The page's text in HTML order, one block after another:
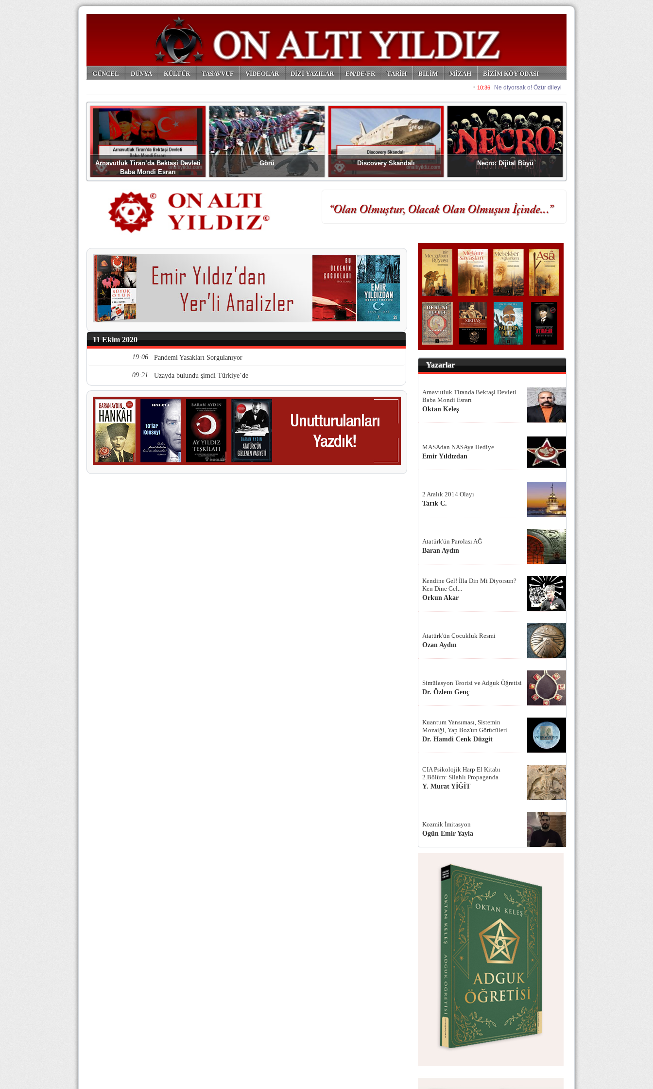
GÜNCEL DÜNYA KÜLTÜR TASAVVUF VİDEOLAR DİZİ YAZILAR EN/DE/FR TARİH BİLİM MİZAH
BİZİM KÖY ODASI
Arnavutluk Tiran’da Bektaşi Devleti
Baba Mondi Esrarı
Görü Discovery Skandalı Necro: Dijital Büyü
11 Ekim 2020
19:06 Pandemi Yasakları Sorgulanıyor
09:21 Uzayda bulundu şimdi Türkiye’de
Yazarlar
Arnavutluk Tiranda Bektaşi Devleti
Baba Mondi Esrarı
Oktan Keleş
MASAdan NASAya Hediye
Emir Yıldızdan
2 Aralık 2014 Olayı
Tarık C.
Atatürk'ün Parolası AĞ
Baran Aydın
Kendine Gel! İlla Din Mi Diyorsun?
Ken Dine Gel...
Orkun Akar
Atatürk'ün Çocukluk Resmi
Ozan Aydın
Simülasyon Teorisi ve Adguk Öğretisi
Dr. Özlem Genç
Kuantum Yansıması, Sistemin
Mozaiği, Yap Boz'un Görücüleri
Dr. Hamdi Cenk Düzgit
CIA Psikolojik Harp El Kitabı
2.Bölüm: Silahlı Propaganda
Y. Murat YİĞİT
Kozmik İmitasyon
Ogün Emir Yayla